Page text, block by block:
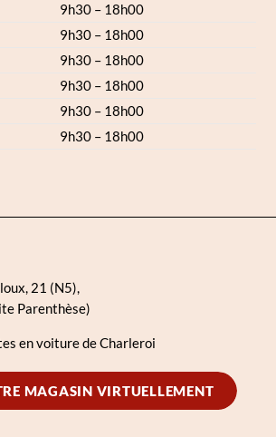
9h30 – 18h00
9h30 – 18h00
9h30 – 18h00
9h30 – 18h00
9h30 – 18h00
9h30 – 18h00
21 (N5),
Parenthèse)
en voiture de Charleroi
MAGASIN VIRTUELLEMENT